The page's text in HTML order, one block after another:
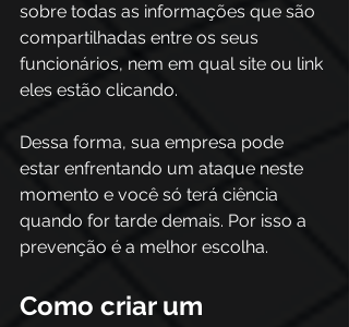
sobre todas as informações que são
compartilhadas entre os seus
funcionários, nem em qual site ou link
eles estão clicando.
Dessa forma, sua empresa pode
estar enfrentando um ataque neste
momento e você só terá ciência
quando for tarde demais. Por isso a
prevenção é a melhor escolha.
Como criar um